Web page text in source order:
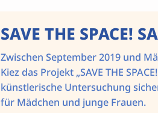
SAVE THE SPACE!
Zwischen September 2019 und
Kiez das Projekt „SAVE THE
künstlerische Untersuchung
für Mädchen und junge Frauen.